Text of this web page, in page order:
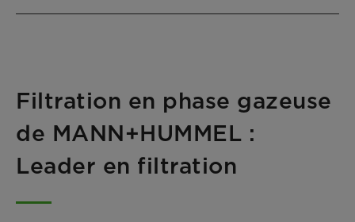
Filtration en phase gazeuse
de MANN+HUMMEL :
Leader en filtration